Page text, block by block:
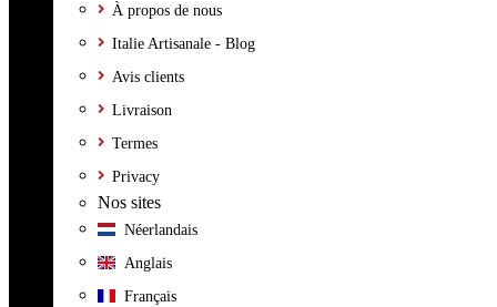
À propos de nous
Italie Artisanale - Blog
Avis clients
Livraison
Termes
Privacy
Nos sites
Néerlandais
Anglais
Français